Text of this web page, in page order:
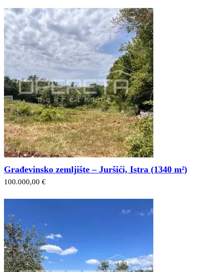
Građevinsko zemljište – Juršići, Istra (1340 m²)
100.000,00 €